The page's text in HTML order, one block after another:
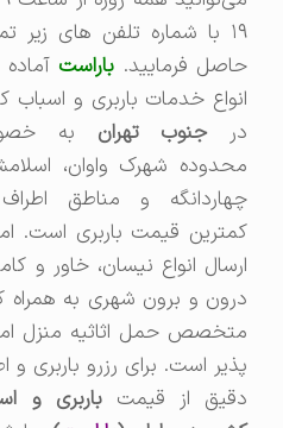
۱۹ با شماره تلفن های زیر تماس
حاصل فرمایید.باراستآماده ارائه
انواع خدمات باربری و اسباب کشی
درجنوب تهرانبه خصوص
محدوده شهرک واوان، اسلامشهر،
چهاردانگه و مناطق اطراف با
کمترین قیمت باربری است. امکان
ارسال انواع نیسان، خاور و کامیون
درون و برون شهری به همراه کارگر
متخصص حمل اثاثیه منزل امکان
پذیر است. برای رزرو باربری و اطلاع
دقیق از قیمتباربری و اسباب